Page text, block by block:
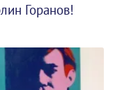
Горанов!